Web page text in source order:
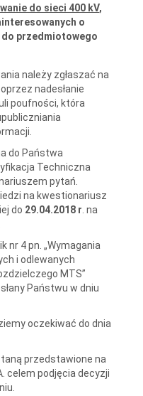
do sieci 400 kV,
o
do przedmiotowego
należy zgłaszać na
nadesłanie
poufności, która
do Państwa
Techniczna
pytań.
na kwestionariusz
do 29.04.2018 r . na
nr 4 pn. „Wymagania
i odlewanych
MTS”
Państwu w dniu
oczekiwać do dnia
przedstawione na
celem podjęcia decyzji